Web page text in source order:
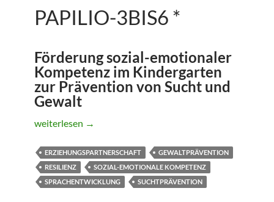
PAPILIO-3BIS6 *
Förderung sozial-emotionaler
Kompetenz im Kindergarten
zur Prävention von Sucht und
Gewalt
Papilio-3bis6 *
weiterlesen →
ERZIEHUNGSPARTNERSCHAFT
GEWALTPRÄVENTION
RESILIENZ
SOZIAL-EMOTIONALE KOMPETENZ
SPRACHENTWICKLUNG
SUCHTPRÄVENTION